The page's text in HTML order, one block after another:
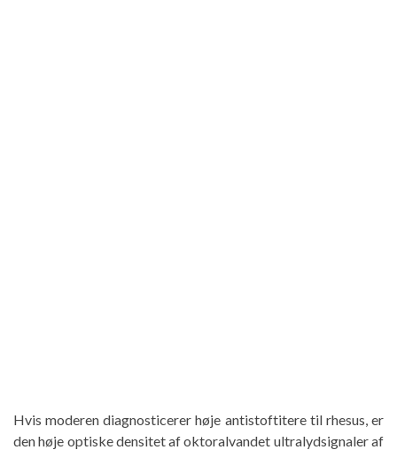
Hvis moderen diagnosticerer høje antistoftitere til rhesus, er
den høje optiske densitet af oktoralvandet ultralydsignaler af